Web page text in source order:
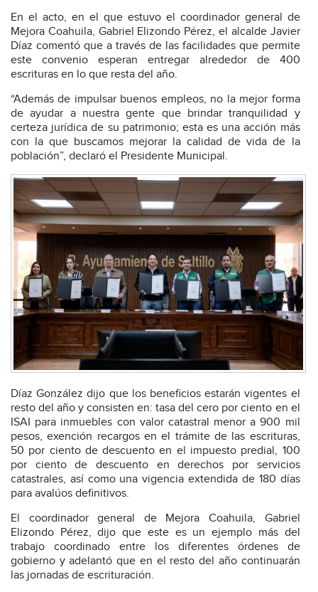
En el acto, en el que estuvo el coordinador general de
Mejora Coahuila, Gabriel Elizondo Pérez, el alcalde Javier
Díaz comentó que a través de las facilidades que permite
este convenio esperan entregar alrededor de 400
escrituras en lo que resta del año.
“Además de impulsar buenos empleos, no la mejor forma
de ayudar a nuestra gente que brindar tranquilidad y
certeza jurídica de su patrimonio; esta es una acción más
con la que buscamos mejorar la calidad de vida de la
población”, declaró el Presidente Municipal.
Díaz González dijo que los beneficios estarán vigentes el
resto del año y consisten en: tasa del cero por ciento en el
ISAI para inmuebles con valor catastral menor a 900 mil
pesos, exención recargos en el trámite de las escrituras,
50 por ciento de descuento en el impuesto predial, 100
por ciento de descuento en derechos por servicios
catastrales, así como una vigencia extendida de 180 días
para avalúos definitivos.
El coordinador general de Mejora Coahuila, Gabriel
Elizondo Pérez, dijo que este es un ejemplo más del
trabajo coordinado entre los diferentes órdenes de
gobierno y adelantó que en el resto del año continuarán
las jornadas de escrituración.